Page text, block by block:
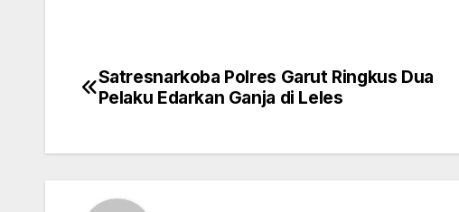
Post
Satresnarkoba Polres Garut Ringkus Dua
Pelaku Edarkan Ganja di Leles